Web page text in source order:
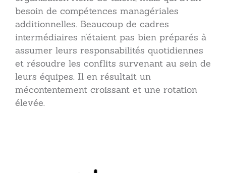
besoin de compétences managériales
additionnelles. Beaucoup de cadres
intermédiaires n’étaient pas bien préparés à
assumer leurs responsabilités quotidiennes
et résoudre les conflits survenant au sein de
leurs équipes. Il en résultait un
mécontentement croissant et une rotation
élevée.